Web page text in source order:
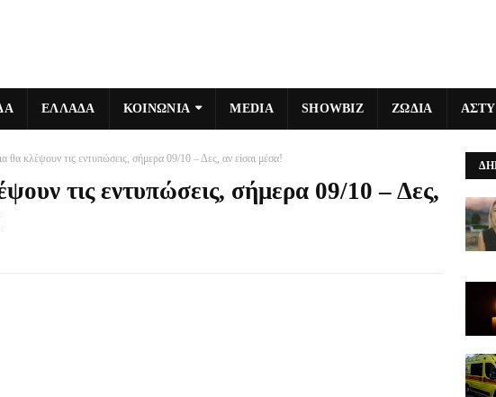
ΕΛΛΑΔΑ ΚΟΙΝΩΝΙΑ MEDIA SHOWBIZ ΖΩΔΙΑ
θα κλέψουν τις εντυπώσεις, σήμερα 09/10 – Δες, αν είσαι μέσα!
τις εντυπώσεις, σήμερα 09/10 – Δες,